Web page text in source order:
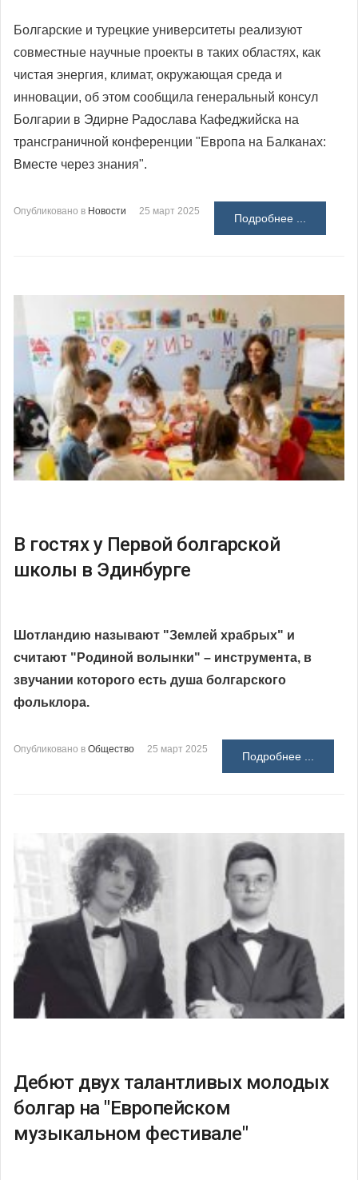
Болгарские и турецкие университеты реализуют
совместные научные проекты в таких областях, как
чистая энергия, климат, окружающая среда и
инновации, об этом сообщила генеральный консул
Болгарии в Эдирне Радослава Кафеджийска на
трансграничной конференции "Европа на Балканах:
Вместе через знания".
Опубликовано в Новости 25 март 2025
Подробнее ...
В гостях у Первой болгарской
школы в Эдинбурге
Шотландию называют "Землей храбрых" и
считают "Родиной волынки" – инструмента, в
звучании которого есть душа болгарского
фольклора.
Опубликовано в Общество 25 март 2025
Подробнее ...
Дебют двух талантливых молодых
болгар на "Европейском
музыкальном фестивале"